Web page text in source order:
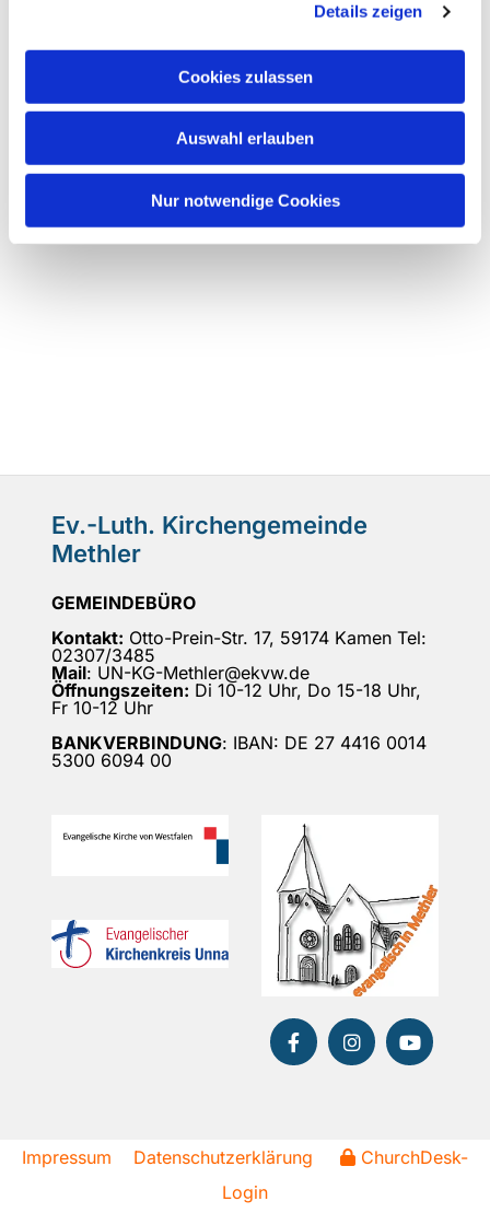
Details zeigen
Cookies zulassen
Auswahl erlauben
Nur notwendige Cookies
Ev.-Luth. Kirchengemeinde
Methler
GEMEINDEBÜRO
Kontakt: Otto-Prein-Str. 17, 59174 Kamen Tel:
02307/3485
Mail: UN-KG-Methler@ekvw.de
Öffnungszeiten: Di 10-12 Uhr, Do 15-18 Uhr,
Fr 10-12 Uhr
BANKVERBINDUNG: IBAN: DE 27 4416 0014
5300 6094 00
Impressum Datenschutzerklärung
ChurchDesk-
Login